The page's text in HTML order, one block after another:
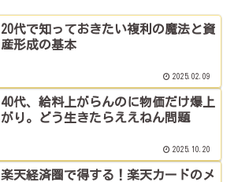
20代で知っておきたい複利の魔法と資
産形成の基本
2025.02.09
40代、給料上がらんのに物価だけ爆上
がり。どう生きたらええねん問題
2025.10.20
楽天経済圏で得する！楽天カードのメ